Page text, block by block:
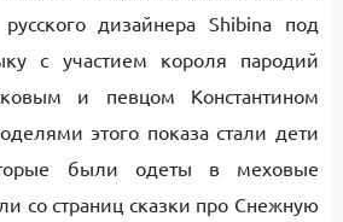
дизайнера Shibina под
с участием короля пародий
и певцом Константином
этого показа стали дети
были одеты в меховые
со страниц сказки про Снежную